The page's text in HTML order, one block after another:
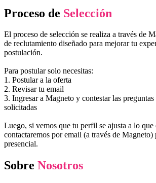
Proceso de Selección
El proceso de selección se realiza a través de
de reclutamiento diseñado para mejorar tu
postulación.
Para postular solo necesitas:
1. Postular a la oferta
2. Revisar tu email
3. Ingresar a Magneto y contestar las
solicitadas
Luego, si vemos que tu perfil se ajusta a lo que
contactaremos por email (a través de Magneto)
presencial.
Sobre Nosotros